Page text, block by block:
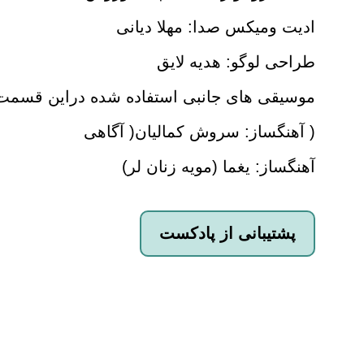
ادیت ومیکس صدا: مهلا دیانی
طراحی لوگو: هدیه لایق
موسیقی های جانبی استفاده شده دراین
( آهنگساز: سروش کمالیان( آگاهی
آهنگساز: یغما (مویه زنان لر)
پشتیبانی از پادکست